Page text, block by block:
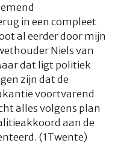
in een compleet
al eerder door mijn
Niels van
dat ligt politiek
zijn dat de
voortvarend
alles volgens plan
aan de
(1Twente)